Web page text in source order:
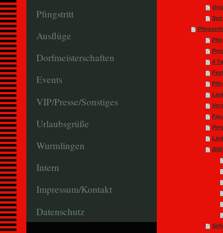
4
Pfingstritt
Ausflüge
Dorfmeisterschaften
Events
VIP/Presse/Sonstiges
Urlaubsgrüße
Wurmlingen
Intern
Impressum/Kontakt
Datenschutz